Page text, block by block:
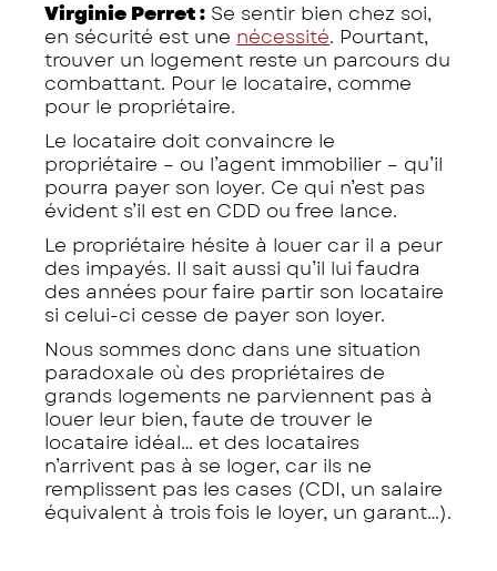
Virginie Perret : Se sentir bien chez soi,
en sécurité est une nécessité. Pourtant,
trouver un logement reste un parcours du
combattant. Pour le locataire, comme
pour le propriétaire.
Le locataire doit convaincre le
propriétaire – ou l’agent immobilier – qu’il
pourra payer son loyer. Ce qui n’est pas
évident s’il est en CDD ou free lance.
Le propriétaire hésite à louer car il a peur
des impayés. Il sait aussi qu’il lui faudra
des années pour faire partir son locataire
si celui-ci cesse de payer son loyer.
Nous sommes donc dans une situation
paradoxale où des propriétaires de
grands logements ne parviennent pas à
louer leur bien, faute de trouver le
locataire idéal… et des locataires
n’arrivent pas à se loger, car ils ne
remplissent pas les cases (CDI, un salaire
équivalent à trois fois le loyer, un garant…).